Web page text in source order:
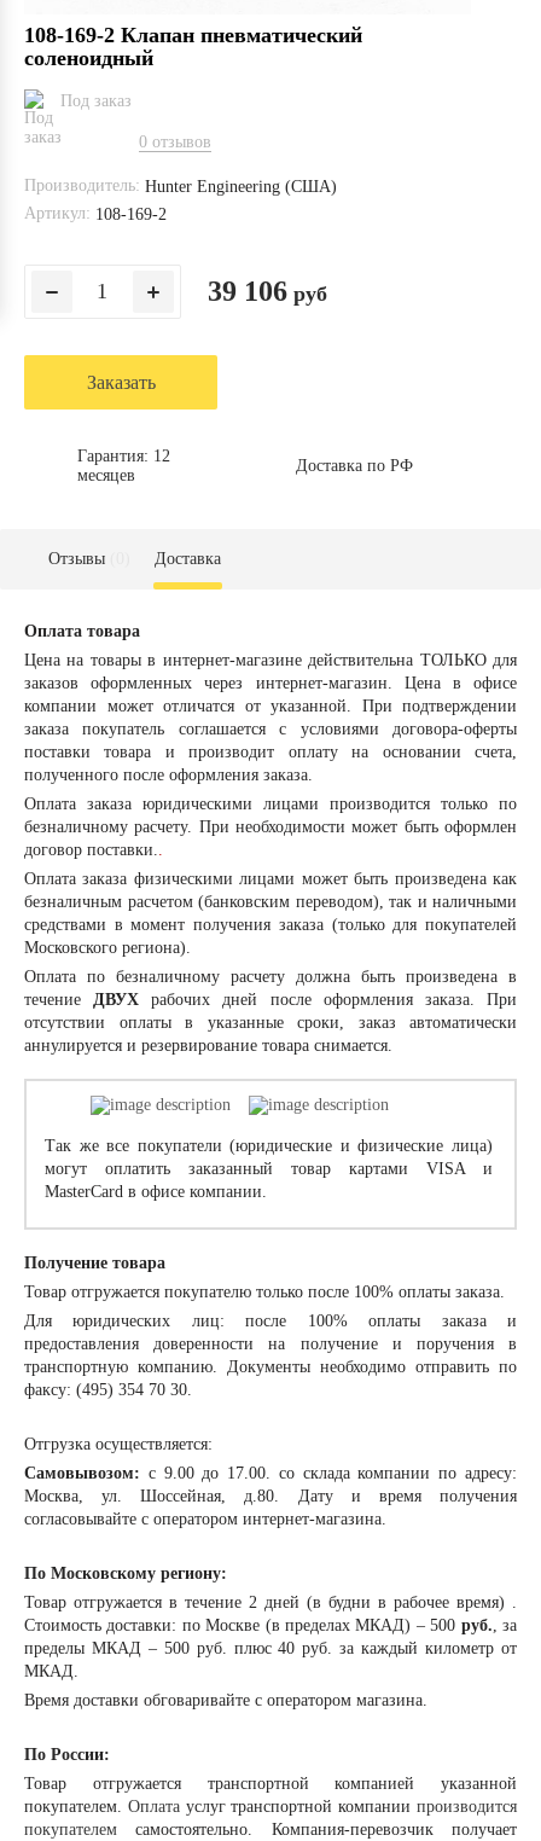
108-169-2 Клапан пневматический
соленоидный
Под заказ
0 отзывов
Производитель: Hunter Engineering (США)
Артикул: 108-169-2
39 106 руб
Заказать
Гарантия: 12
месяцев
Доставка по РФ
Отзывы Доставка
Оплата товара
Цена на товары в интернет-магазине действительна ТОЛЬКО для
заказов оформленных через интернет-магазин. Цена в офисе
компании может отличатся от указанной. При подтверждении
заказа покупатель соглашается с условиями договора-оферты
поставки товара и производит оплату на основании счета,
полученного после оформления заказа.
Оплата заказа юридическими лицами производится только по
безналичному расчету. При необходимости может быть оформлен
договор поставки..
Оплата заказа физическими лицами может быть произведена как
безналичным расчетом (банковским переводом), так и наличными
средствами в момент получения заказа (только для покупателей
Московского региона).
Оплата по безналичному расчету должна быть произведена в
течениеДВУХ рабочих дней после оформления заказа. При
отсутствии оплаты в указанные сроки, заказ автоматически
аннулируется и резервирование товара снимается.
Так же все покупатели (юридические и физические лица)
могут оплатить заказанный товар картами VISA и
MasterCard в офисе компании.
Получение товара
Товар отгружается покупателю только после 100% оплаты заказа.
Для юридических лиц: после 100% оплаты заказа и
предоставления доверенности на получение и поручения в
транспортную компанию. Документы необходимо отправить по
факсу: (495) 354 70 30.
Отгрузка осуществляется:
Самовывозом: с 9.00 до 17.00. со склада компании по адресу:
Москва, ул. Шоссейная, д.80. Дату и время получения
согласовывайте с оператором интернет-магазина.
По Московскому региону:
Товар отгружается в течение 2 дней (в будни в рабочее время) .
Стоимость доставки: по Москве (в пределах МКАД) – 500 руб., за
пределы МКАД – 500 руб. плюс 40 руб. за каждый километр от
МКАД.
Время доставки обговаривайте с оператором магазина.
По России:
Товар отгружается транспортной компанией указанной
покупателем. Оплатауслуг транспортной компаниипроизводится
покупателем самостоятельно. Компания-перевозчик получает